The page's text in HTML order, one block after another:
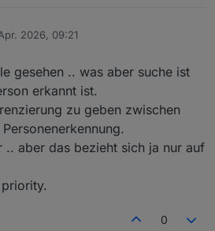
2026, 09:21
gesehen .. was aber suche ist
erkannt ist.
zu geben zwischen
.. aber das bezieht sich ja nur auf
0